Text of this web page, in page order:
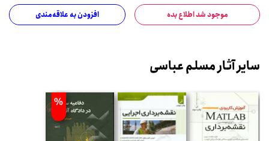
موجود شد اطلاع بده افزودن به علاقه‌مندی
سایر آثار مسلم عباسی
%